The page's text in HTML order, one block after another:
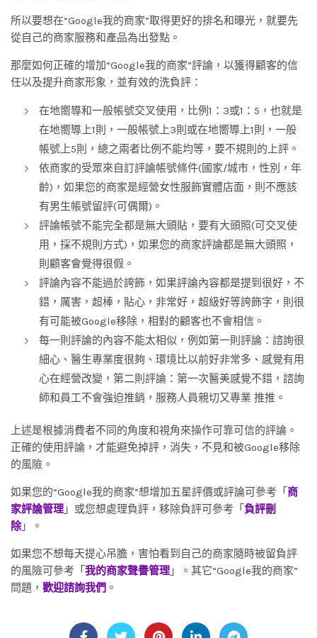
所以要想在“Google我的商家”取得更好的排名和曝光，就要先
從自己的商家服務和產品為出發點。
那麼如何正確的增加“Google我的商家”評論，以獲得顧客的信
任以及提升商家形象，並有效的洗負評：
在地嚮導和一般帳號交叉使用，比例1：3或1：5，也就是
在地嚮導上1則，一般帳號上3則或在地嚮導上1則，一般
帳號上5則，總之兩者比例不能均等，要不規則的上評。
依商家的受眾來自訂評論帳號條件(國家/城市，性別，年
齡)，如果您的商家是經營女性服飾實體店面，則不應該
有男生帳號留評(可偶爾)。
評論帳號不能完全都是無大頭貼，要有大頭照(可交叉使
用，採不規則方式)，如果您的商家評論都是無大頭照，
則顧客會覺得很假。
評論內容不能過於誇飾，如果評論內容都是提到很好，不
錯，厲害，超棒，貼心，非常好，超級好等誇飾字，則很
有可能被Google移除，相對的顧客也不會相信。
每一則評論的內容不能太相似，例如第一則評論：諮詢很
細心、醫生專業度很夠、環境比以前好非常多、感覺有用
心在經營改變，第二則評論：第一次醫美感覺不錯，諮詢
師和員工不會強迫推銷，服務人員親切又專業 推推。
上述是根據消費者不同的角度和視角來操作可靠可信的評論。
正確的使用評論，才能避免掉評，消失，不見和被Google移除
的風險。
如果您的“Google我的商家”想增加五星評價或評論可參考「 商
家評論管理 」或您想處理負評，移除負評可參考「 負評刪
除」。
如果您不想每天提心吊膽，害怕看到自己的商家隨時被留負評
的風險可參考「 我的商家聲譽管理 」。其它“Google我的商家”
問題， 歡迎諮詢我們 。